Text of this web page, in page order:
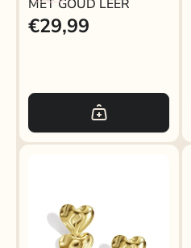
MET GOUD LEER
€29,99